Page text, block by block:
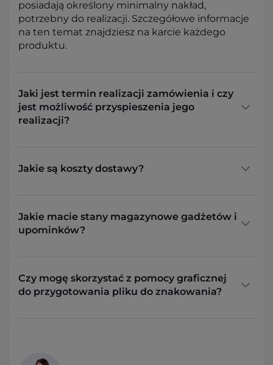
posiadają określony minimalny nakład,
potrzebny do realizacji. Szczegółowe informacje
na ten temat znajdziesz na karcie każdego
produktu.
Jaki jest termin realizacji zamówienia i czy
jest możliwość przyspieszenia jego
realizacji?
Jakie są koszty dostawy?
Jakie macie stany magazynowe gadżetów i
upominków?
Czy mogę skorzystać z pomocy graficznej
do przygotowania pliku do znakowania?